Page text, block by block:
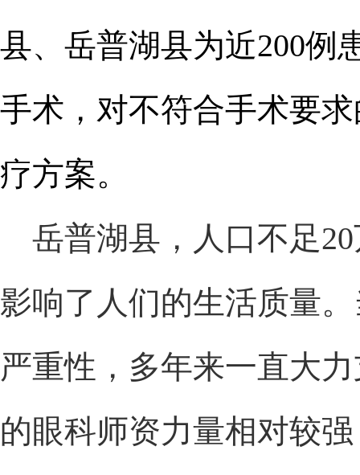
县、岳普湖县为近200例
手术，对不符合手术要
疗方案。
岳普湖县，人口不足
影响了人们的生活质量
严重性，多年来一直大
的眼科师资力量相对较